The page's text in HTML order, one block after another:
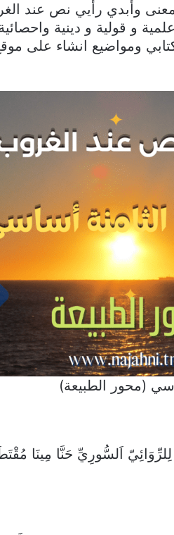
المعنى وأبدي رأيي نص
و قولية و دينية
ومواضيع انشاء على
(محور الطبيعة)
اَلسُّورِيِّ حَنَّا مِينَا